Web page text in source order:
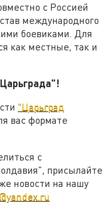
с Россией
международного
боевиками. Для
как местные, так и
"Царьград
вас формате
с
присылайте
новости на нашу